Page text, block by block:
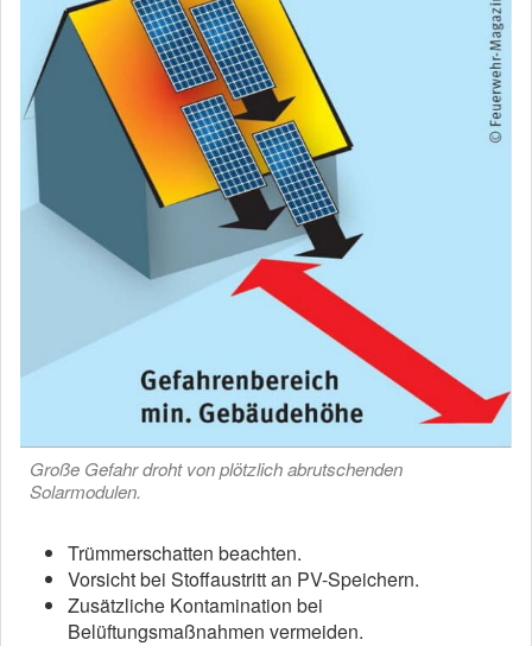
Große Gefahr droht von plötzlich abrutschenden
Solarmodulen.
Trümmerschatten beachten.
Vorsicht bei Stoffaustritt an PV-Speichern.
Zusätzliche Kontamination bei
Belüftungsmaßnahmen vermeiden.